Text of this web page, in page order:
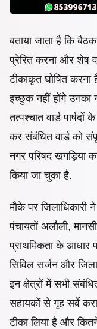
बताया जाता है कि
प्रेरित करना और शेष
टीकाकृत घोषित करना
इच्छुक नहीं होंगे उनका
तत्पश्चात वार्ड
कर संबंधित वार्ड को
नगर परिषद खगड़िया
किया जा चुका है.
मौके पर जिलाधिकारी
पंचायतों अलौली,
प्राथमिकता के आधार
सिविल सर्जन और जिला
इन क्षेत्रों में सभी
सहायकों से गृह सर्वे
टीका लिया है और